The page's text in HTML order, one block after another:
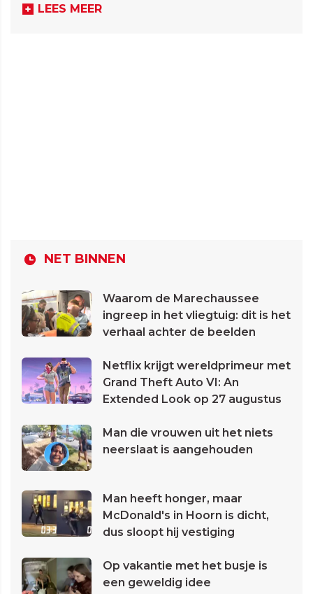
LEES MEER
NET BINNEN
Waarom de Marechaussee
ingreep in het vliegtuig: dit is het
verhaal achter de beelden
Netflix krijgt wereldprimeur met
Grand Theft Auto VI: An
Extended Look op 27 augustus
Man die vrouwen uit het niets
neerslaat is aangehouden
Man heeft honger, maar
McDonald's in Hoorn is dicht,
dus sloopt hij vestiging
Op vakantie met het busje is
een geweldig idee